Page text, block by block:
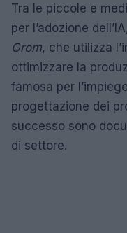
Tra le piccole e
per l’adozione
Grom, che utilizza
ottimizzare la
famosa per
progettazione dei
successo sono
di settore.